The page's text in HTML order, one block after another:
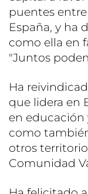
puentes
España, y ha
como ella en
"Juntos
Ha
que lidera en
en educación
como
otros
Comunidad